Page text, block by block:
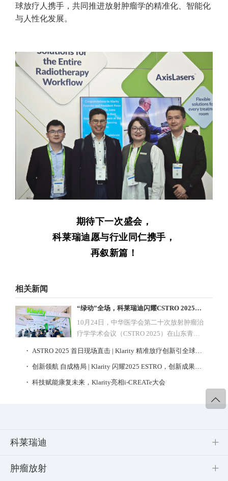
球放疗人携手，共同推进放射肿瘤学的精准化、智能化
与人性化发展。
期待下一次盛会，
科莱瑞迪愿与行业同仁携手，
再叙新篇！
相关新闻
“绿动”全场，科莱瑞迪闪耀CSTRO 2025开幕日
10月24日，中华医学会第二十次放射肿瘤治
疗学学术会议（CSTRO 2025）在山东青岛
・ ASTRO 2025 首日现场直击 | Klarity 精准放疗创新引全球瞩目
・ 创新领航 自成格局 | Klarity 闪耀2025 ESTRO，创新成果引领行业新风向
・ 科技赋能康复未来，Klarity亮相i-CREATe大会
科莱瑞迪
肿瘤放射